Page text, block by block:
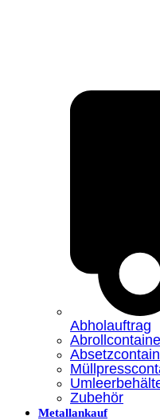
Abholauftrag
Zubehör
Metallankauf